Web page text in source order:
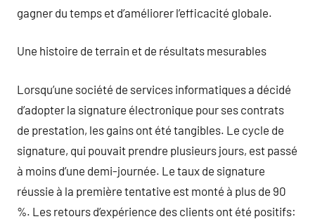
gagner du temps et d’améliorer l’efficacité globale.
Une histoire de terrain et de résultats mesurables
Lorsqu’une société de services informatiques a décidé
d’adopter la signature électronique pour ses contrats
de prestation, les gains ont été tangibles. Le cycle de
signature, qui pouvait prendre plusieurs jours, est passé
à moins d’une demi-journée. Le taux de signature
réussie à la première tentative est monté à plus de 90
%. Les retours d’expérience des clients ont été positifs: